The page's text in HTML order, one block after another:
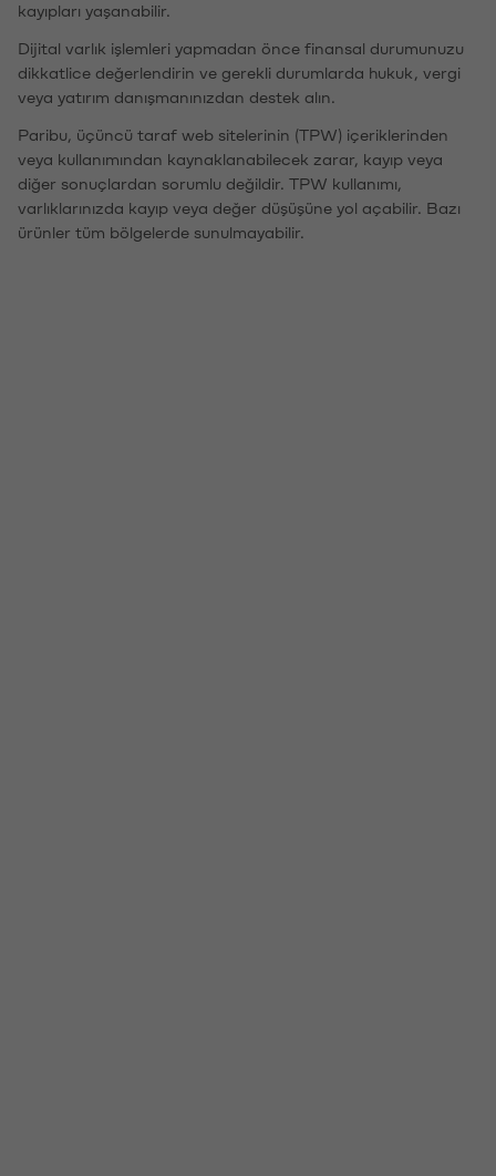
kayıpları yaşanabilir.
Dijital varlık işlemleri yapmadan önce finansal durumunuzu
dikkatlice değerlendirin ve gerekli durumlarda hukuk, vergi
veya yatırım danışmanınızdan destek alın.
Paribu, üçüncü taraf web sitelerinin (TPW) içeriklerinden
veya kullanımından kaynaklanabilecek zarar, kayıp veya
diğer sonuçlardan sorumlu değildir. TPW kullanımı,
varlıklarınızda kayıp veya değer düşüşüne yol açabilir. Bazı
ürünler tüm bölgelerde sunulmayabilir.